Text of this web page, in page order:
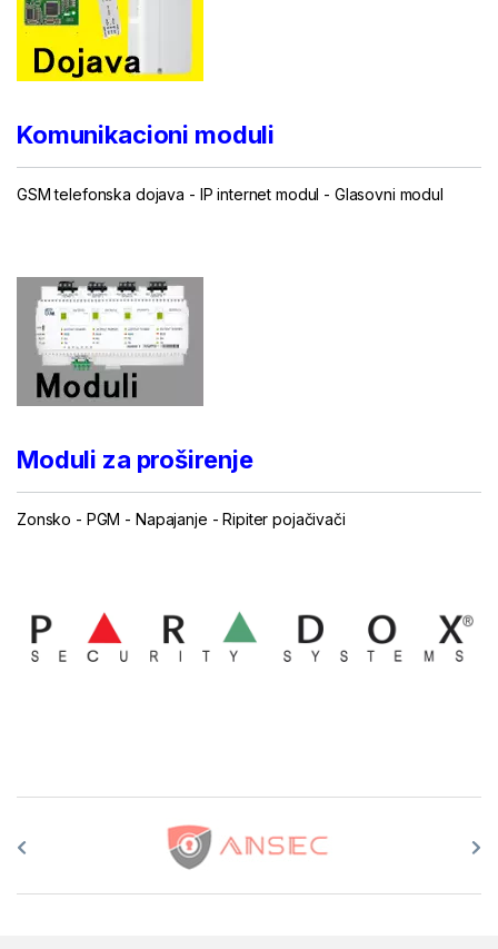
Komunikacioni moduli
GSM telefonska dojava - IP internet modul - Glasovni modul
Moduli za proširenje
Zonsko - PGM - Napajanje -Ripiter pojačivači
Brands Carousel